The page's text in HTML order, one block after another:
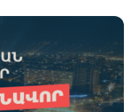
TeamTok -
можно
драмов в
плана